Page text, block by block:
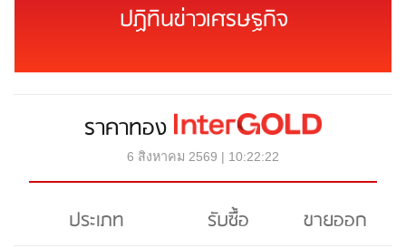
ปฏิทินข่าวเศรษฐกิจ
ราคาทอง
6 สิงหาคม 2569 | 10:22:22
ประเภท รับซื้อ ขายออก